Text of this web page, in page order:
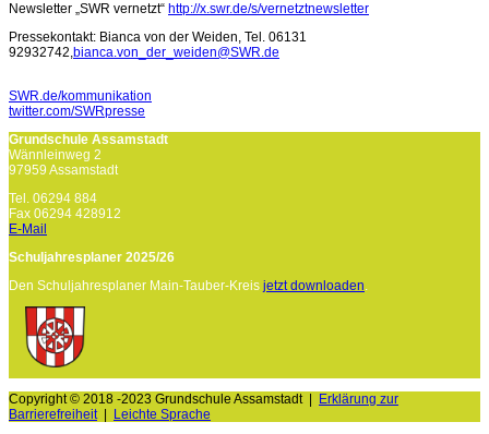
Newsletter „SWR vernetzt“ http://x.swr.de/s/vernetztnewsletter
Pressekontakt: Bianca von der Weiden, Tel. 06131
92932742,bianca.von_der_weiden@SWR.de
SWR.de/kommunikation
twitter.com/SWRpresse
Grundschule Assamstadt
Wännleinweg 2
97959 Assamstadt
Tel. 06294 884
Fax 06294 428912
E-Mail
Schuljahresplaner 2025/26
Den Schuljahresplaner Main-Tauber-Kreis jetzt downloaden.
Copyright © 2018 -2023 Grundschule Assamstadt |
Erklärung zur
Barrierefreiheit| Leichte Sprache